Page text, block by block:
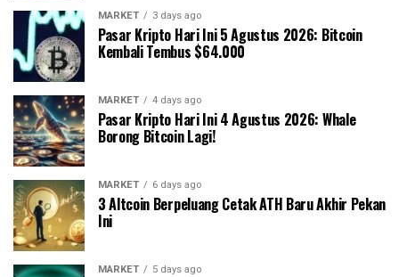
MARKET 3 days ago
Pasar Kripto Hari Ini 5 Agustus 2026: Bitcoin
Kembali Tembus $64.000
MARKET 4 days ago
Pasar Kripto Hari Ini 4 Agustus 2026: Whale
Borong Bitcoin Lagi!
MARKET 6 days ago
3 Altcoin Berpeluang Cetak ATH Baru Akhir Pekan
Ini
MARKET 5 days ago